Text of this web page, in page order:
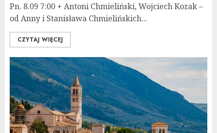
Pn. 8.09 7:00 + Antoni Chmieliński, Wojciech Kozak –
od Anny i Stanisława Chmielińskich...
CZYTAJ WIĘCEJ